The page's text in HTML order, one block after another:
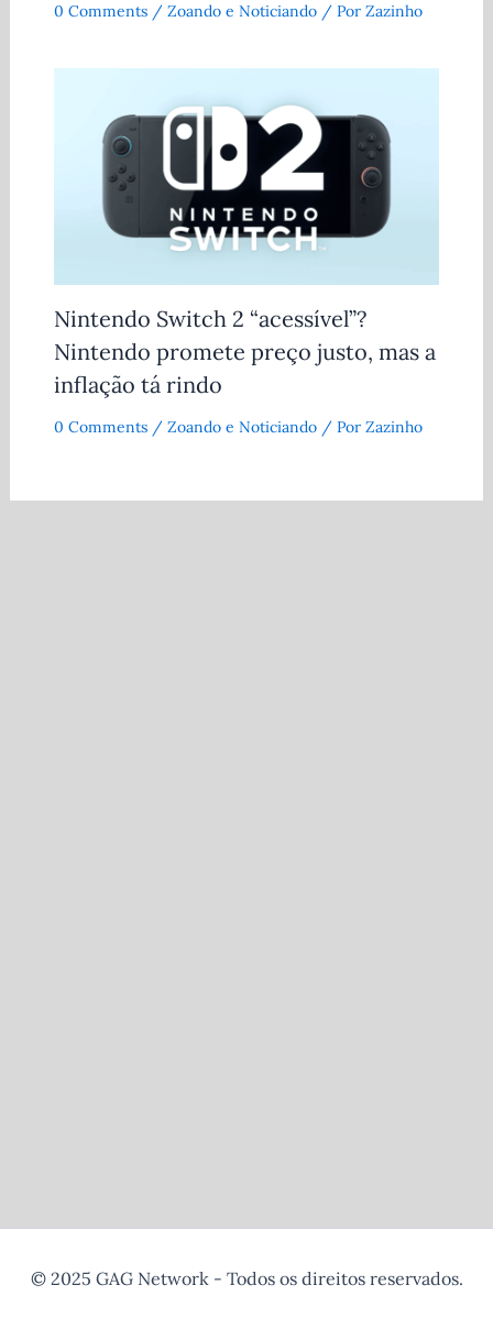
0 Comments / Zoando e Noticiando/ Por Zazinho
Nintendo Switch 2 “acessível”?
Nintendo promete preço justo, mas a
inflação tá rindo
0 Comments / Zoando e Noticiando/ Por Zazinho
© 2025 GAG Network - Todos os direitos reservados.